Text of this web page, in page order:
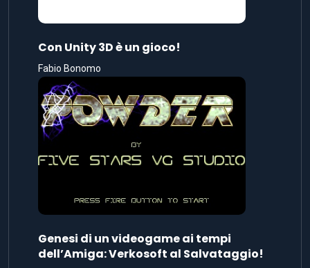
Con Unity 3D è un gioco!
Fabio Bonomo
Genesi di un videogame ai tempi
dell’Amiga: Verkosoft al Salvataggio!